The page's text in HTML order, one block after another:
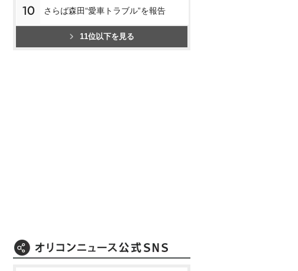
10 さらば森田“愛車トラブル”を報告
11位以下を見る